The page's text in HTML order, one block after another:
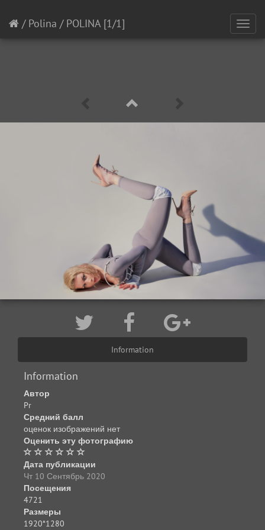
/ Polina / POLINA[1/1]
Information
Information
Автор
Pr
Средний балл
оценок изображений нет
Оценить эту фотографию
Дата публикации
Чт 10 Сентябрь 2020
Посещения
4721
Размеры
1920*1280